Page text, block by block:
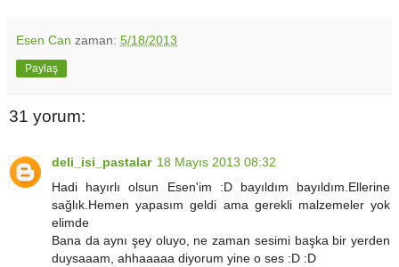
Esen Can zaman: 5/18/2013
Paylaş
31 yorum:
deli_isi_pastalar 18 Mayıs 2013 08:32
Hadi hayırlı olsun Esen'im :D bayıldım bayıldım.Ellerine
sağlık.Hemen yapasım geldi ama gerekli malzemeler yok
elimde
Bana da aynı şey oluyo, ne zaman sesimi başka bir yerden
duysaaam, ahhaaaaa diyorum yine o ses :D :D